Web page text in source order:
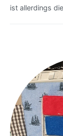
ist allerdings